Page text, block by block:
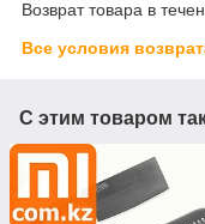
Возврат товара в
Все условия
С этим товаром